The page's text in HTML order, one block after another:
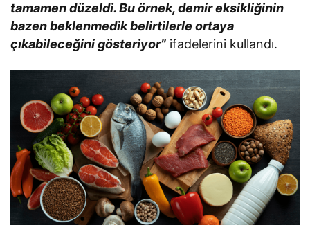
tamamen düzeldi. Bu örnek, demir eksikliğinin
bazen beklenmedik belirtilerle ortaya
çıkabileceğini gösteriyor” ifadelerini kullandı.